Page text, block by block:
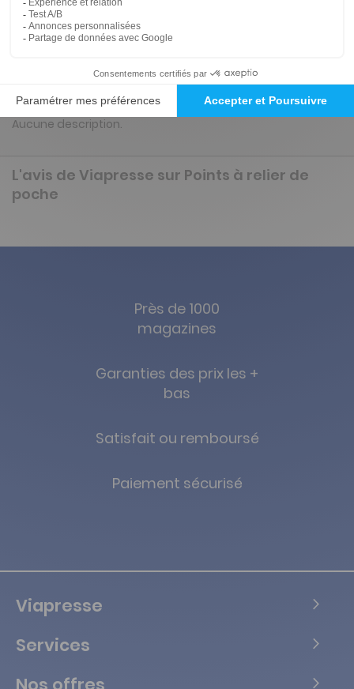
Aucune description.
L'avis de Viapresse sur Points à relier de
poche
Près de 1000
magazines
Garanties des prix les +
bas
Satisfait ou remboursé
Paiement sécurisé
Viapresse
Services